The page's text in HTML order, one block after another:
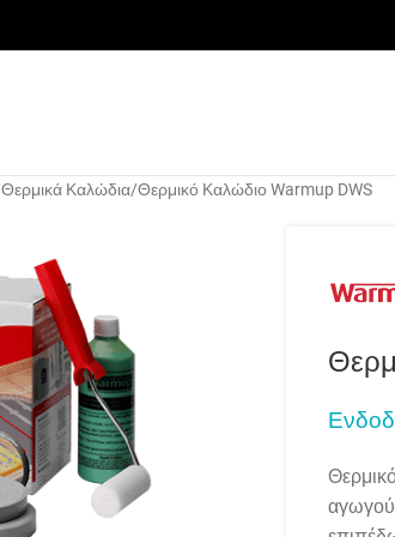
Θερμικά Καλώδια Θερμικό Καλώδιο Warmup DWS